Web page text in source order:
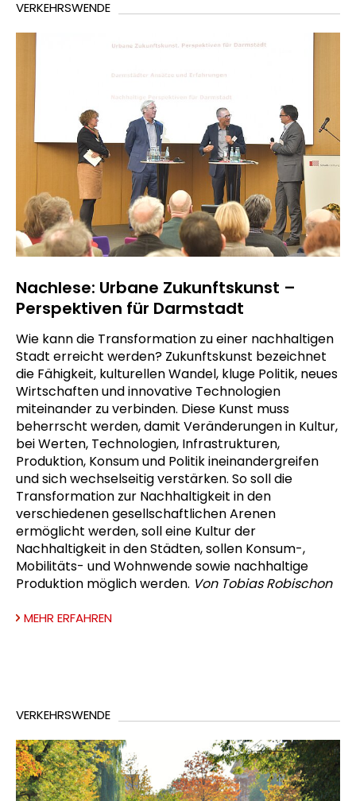
VERKEHRSWENDE
Nachlese: Urbane Zukunftskunst –
Perspektiven für Darmstadt
Wie kann die Transformation zu einer nachhaltigen
Stadt erreicht werden? Zukunftskunst bezeichnet
die Fähigkeit, kulturellen Wandel, kluge Politik, neues
Wirtschaften und innovative Technologien
miteinander zu verbinden. Diese Kunst muss
beherrscht werden, damit Veränderungen in Kultur,
bei Werten, Technologien, Infrastrukturen,
Produktion, Konsum und Politik ineinandergreifen
und sich wechselseitig verstärken. So soll die
Transformation zur Nachhaltigkeit in den
verschiedenen gesellschaftlichen Arenen
ermöglicht werden, soll eine Kultur der
Nachhaltigkeit in den Städten, sollen Konsum-,
Mobilitäts- und Wohnwende sowie nachhaltige
Produktion möglich werden. Von Tobias Robischon
MEHR ERFAHREN
VERKEHRSWENDE